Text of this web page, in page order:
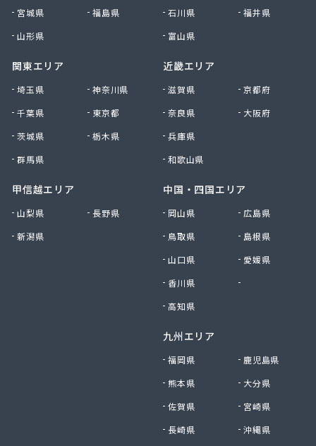
宮城県
福島県
山形県
関東エリア
埼玉県
神奈川県
千葉県
東京都
茨城県
栃木県
群馬県
甲信越エリア
山梨県
長野県
新潟県
石川県
福井県
富山県
近畿エリア
滋賀県
京都府
奈良県
大阪府
兵庫県
和歌山県
中国・四国エリア
岡山県
広島県
鳥取県
島根県
山口県
愛媛県
香川県
高知県
九州エリア
福岡県
鹿児島県
熊本県
大分県
佐賀県
宮崎県
長崎県
沖縄県